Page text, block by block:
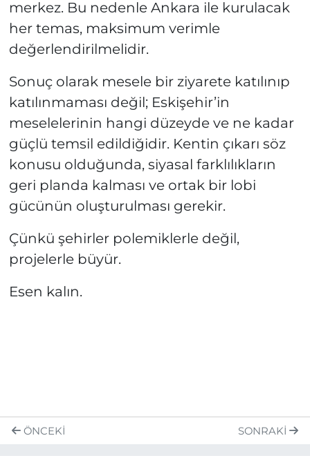
merkez. Bu nedenle Ankara ile kurulacak
her temas, maksimum verimle
değerlendirilmelidir.
Sonuç olarak mesele bir ziyarete katılınıp
katılınmaması değil; Eskişehir’in
meselelerinin hangi düzeyde ve ne kadar
güçlü temsil edildiğidir. Kentin çıkarı söz
konusu olduğunda, siyasal farklılıkların
geri planda kalması ve ortak bir lobi
gücünün oluşturulması gerekir.
Çünkü şehirler polemiklerle değil,
projelerle büyür.
Esen kalın.
ÖNCEKI SONRAKI